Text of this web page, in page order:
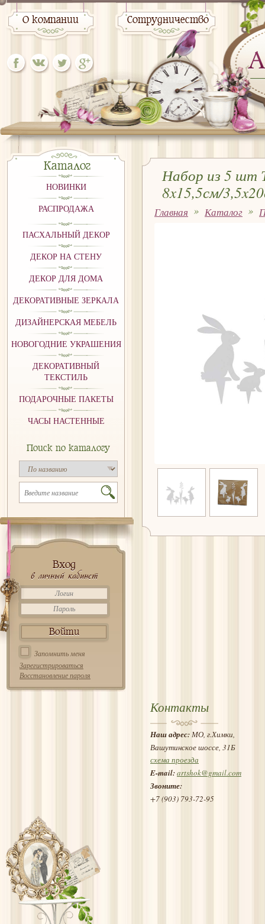
О компании Сотрудничество
Каталог
НОВИНКИ
РАСПРОДАЖА
ПАСХАЛЬНЫЙ ДЕКОР
ДЕКОР НА СТЕНУ
ДЕКОР ДЛЯ ДОМА
ДЕКОРАТИВНЫЕ ЗЕРКАЛА
ДИЗАЙНЕРСКАЯ МЕБЕЛЬ
НОВОГОДНИЕ УКРАШЕНИЯ
ДЕКОРАТИВНЫЙ
ТЕКСТИЛЬ
ПОДАРОЧНЫЕ ПАКЕТЫ
ЧАСЫ НАСТЕННЫЕ
Поиск по каталогу
Вход
в личный кабинет
Запомнить меня
Зарегистрироваться
Восстановление пароля
Набор из 5 шт
8x15,5см/
Главная Каталог
Контакты
Наш адрес:МО, г.Химки,
Вашутинское шоссе, 31Б
схема проезда
E-mail:artshok@gmail.com
Звоните:
+7 (903) 793-72-95